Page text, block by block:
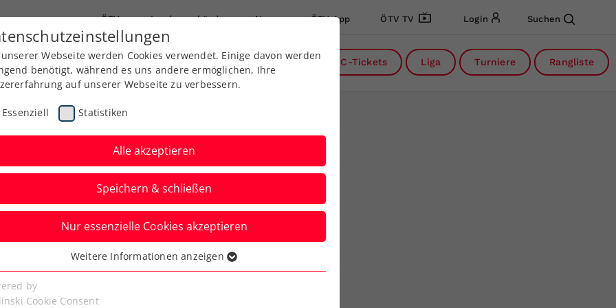
ÖTV Landesverbände News ÖTV App ÖTV TV Login Suchen
Ausbildung Services Über uns DC-Tickets Liga Turniere Rangliste
verlangt Vorjahres-
ab
Webseite werden Cookies verwendet. Einige davon werden
benötigt, während es uns andere ermöglichen, Ihre
auf unserer Webseite zu verbessern.
Essenziell Statistiken
Alle akzeptieren
Speichern & schließen
Nur essenzielle Cookies akzeptieren
Cookies werden für grundlegende Funktionen der
benötigt. Dadurch ist gewährleistet, dass die Webseite
Weitere Informationen anzeigen
by
Cookie Consent